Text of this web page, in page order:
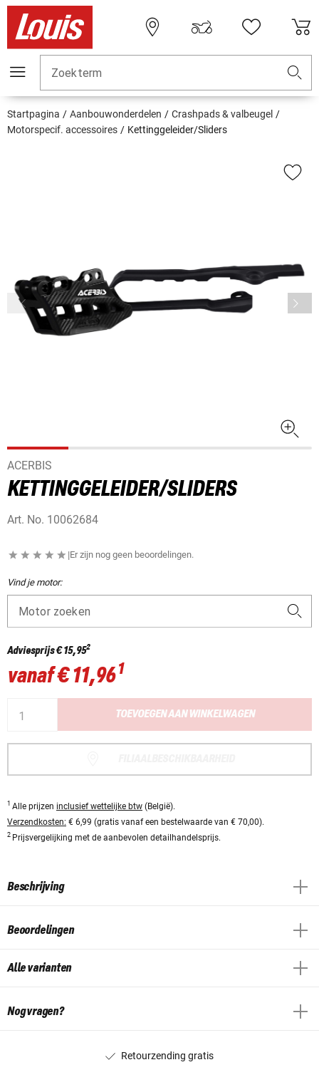
Zoekterm
Startpagina Aanbouwonderdelen
Crashpads & valbeugel
Motorspecif. accessoires
Kettinggeleider/Sliders
ACERBIS
KETTINGGELEIDER/SLIDERS
Art. No. 10062684
|Er zijn nog geen beoordelingen.
Vind je motor:
Motor zoeken
Adviesprijs€ 15,952
vanaf€ 11,96 1
TOEVOEGEN AAN WINKELWAGEN
1 Alle prijzen inclusief wettelijke btw (België).
Verzendkosten: € 6,99 (gratis vanaf een bestelwaarde van € 70,00).
2 Prijsvergelijking met de aanbevolen detailhandelsprijs.
Beschrijving
Beoordelingen
Alle varianten
Nog vragen?
Retourzending gratis